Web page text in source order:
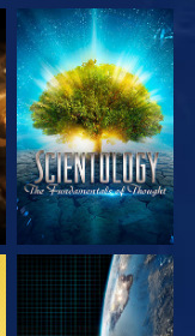
בדוק את הסדרה